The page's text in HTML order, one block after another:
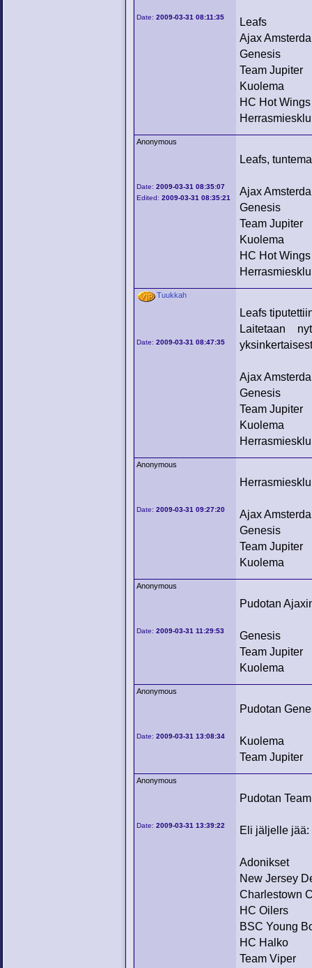
Date:2009-03-31 08:11:35
Leafs
Ajax
Genesis
Team Jupiter
Kuolema
HC Hot Wings
Anonymous
Date:2009-03-31 08:35:07
Edited:2009-03-31 08:35:21
Leafs,
Ajax
Genesis
Team Jupiter
Kuolema
HC Hot Wings
Tuukkah
Date:2009-03-31 08:47:35
Leafs
Laitetaan
Ajax
Genesis
Team Jupiter
Kuolema
Anonymous
Date:2009-03-31 09:27:20
Ajax
Genesis
Team Jupiter
Kuolema
Anonymous
Date:2009-03-31 11:29:53
Pudotan
Genesis
Team Jupiter
Kuolema
Anonymous
Date:2009-03-31 13:08:34
Pudotan
Kuolema
Team Jupiter
Anonymous
Date:2009-03-31 13:39:22
Pudotan
Eli jäljelle
Adonikset
New Jersey
Charlestown
HC Oilers
BSC Young
HC Halko
Team Viper